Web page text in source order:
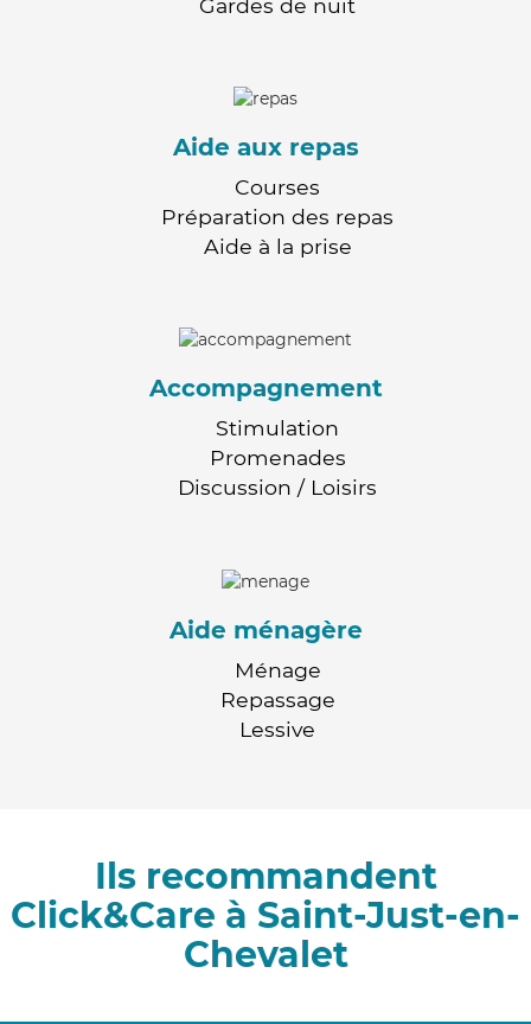
Aide aux repas
Courses
Préparation des repas
Aide à la prise
Accompagnement
Stimulation
Promenades
Discussion / Loisirs
Aide ménagère
Ménage
Repassage
Lessive
Ils recommandent
Click&Care à Saint-Just-en-
Chevalet